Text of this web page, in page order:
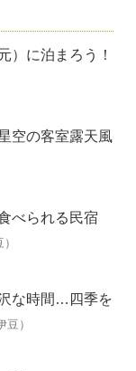
）に泊まろう！
空の客室露天風
べられる民宿
な時間…四季を
豆）